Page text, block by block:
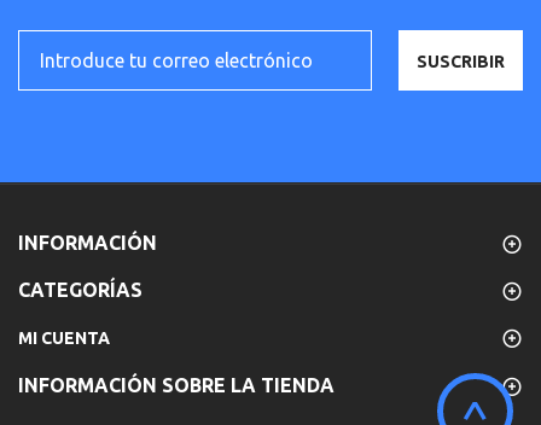
SUSCRIBIR
INFORMACIÓN
CATEGORÍAS
MI CUENTA
INFORMACIÓN SOBRE LA TIENDA